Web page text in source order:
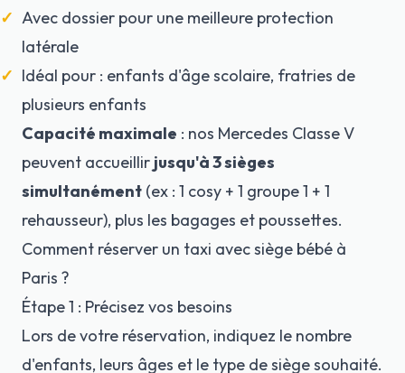
Avec dossier pour une meilleure protection
latérale
Idéal pour : enfants d'âge scolaire, fratries de
plusieurs enfants
Capacité maximale : nos Mercedes Classe V
peuvent accueillir jusqu'à 3 sièges
simultanément (ex : 1 cosy + 1 groupe 1 + 1
rehausseur), plus les bagages et poussettes.
Comment réserver un taxi avec siège bébé à
Paris ?
Étape 1 : Précisez vos besoins
Lors de votre réservation, indiquez le nombre
d'enfants, leurs âges et le type de siège souhaité.